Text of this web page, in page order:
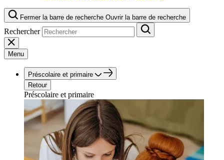
Fermer la barre de recherche Ouvrir la barre de recherche
Rechercher
Menu
Préscolaire et primaire
Retour
Préscolaire et primaire